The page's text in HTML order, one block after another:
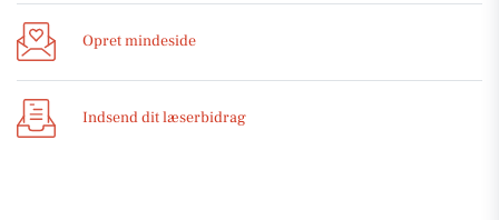
Opret mindeside
Indsend dit læserbidrag